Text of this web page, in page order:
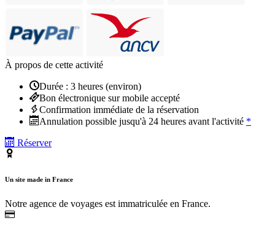
À propos de cette activité
Durée : 3 heures (environ)
Bon électronique sur mobile accepté
Confirmation immédiate de la réservation
Annulation possible jusqu'à 24 heures avant l'activité *
Réserver
Un site made in France
Notre agence de voyages est immatriculée en France.